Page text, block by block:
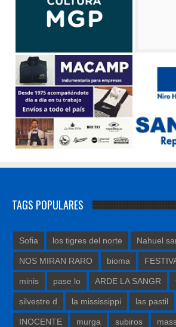
TAGS POPULARES
Sofia los tigres del norte Nahuel
NOS MIRAN RARO bioma
minis pase lo ARDE LA SANGR
silvestre d la mississippi las pastil
INOCENTE murga subiros